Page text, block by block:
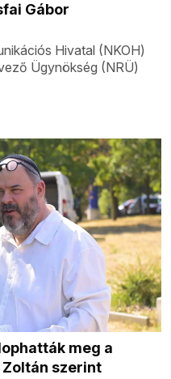
Gábor
Hivatal (NKOH)
Ügynökség (NRÜ)
meg a
szerint